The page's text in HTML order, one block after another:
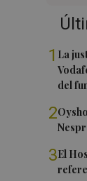
1 La
del
2
3El